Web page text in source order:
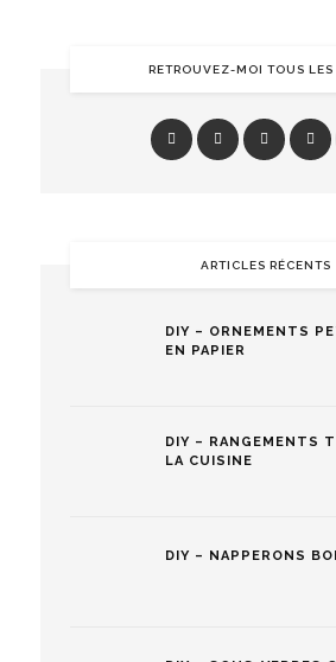
RETROUVEZ-MOI TOUS LES
ARTICLES RÉCENTS
DIY – ORNEMENTS
EN PAPIER
DIY – RANGEMENTS
LA CUISINE
DIY – NAPPERONS